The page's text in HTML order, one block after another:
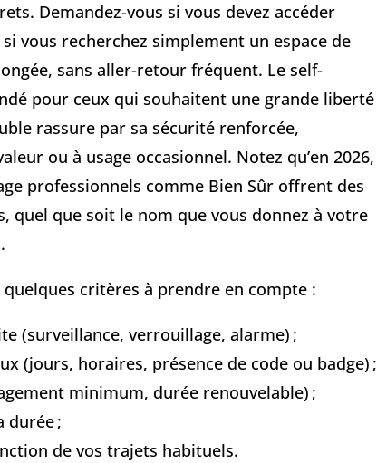
Demandez-vous si vous devez accéder
vous recherchez simplement un espace de
sans aller-retour fréquent. Le self-
pour ceux qui souhaitent une grande liberté
rassure par sa sécurité renforcée,
ou à usage occasionnel. Notez qu’en 2026,
professionnels comme Bien Sûr offrent des
quel que soit le nom que vous donnez à votre
critères à prendre en compte :
(surveillance, verrouillage, alarme) ;
(jours, horaires, présence de code ou badge) ;
minimum, durée renouvelable) ;
durée ;
de vos trajets habituels.